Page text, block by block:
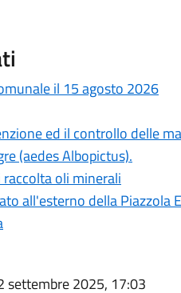
il 15 agosto 2026
ed il controllo delle
(aedes Albopictus).
oli minerali
all'esterno della Piazzola
settembre 2025, 17:03